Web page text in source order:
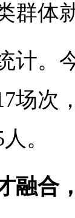
群体
计。
场次
。
融合